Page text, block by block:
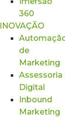
360
INOVAÇÃO
de
Marketing
Assessoria
Digital
Inbound
Marketing